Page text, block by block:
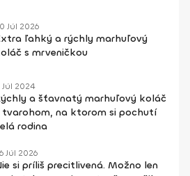
Júl 2026
ľahký a rýchly marhuľový
s mrveničkou
Júl 2024
a šťavnatý marhuľový koláč
tvarohom, na ktorom si pochutí
rodina
Júl 2026
si príliš precitlivená. Možno len